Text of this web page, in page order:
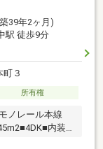
39年2ヶ月)
駅 徒歩9分
町３
所有権
ノレール本線
内装リ